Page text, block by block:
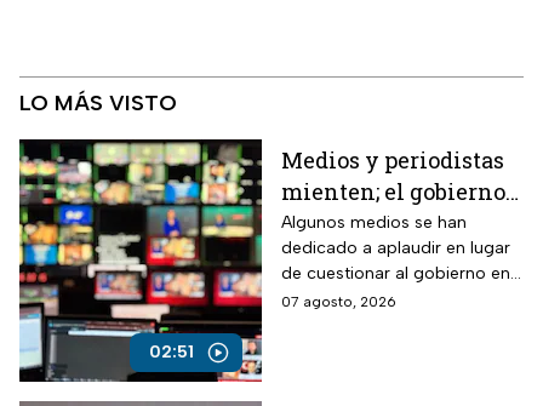
LO MÁS VISTO
02:51
Medios y periodistas
mienten; el gobierno
controla la narrativa a
través de paleros
Algunos medios se han
dedicado a aplaudir en lugar
de cuestionar al gobierno en
medio de los nuevos
07 agosto, 2026